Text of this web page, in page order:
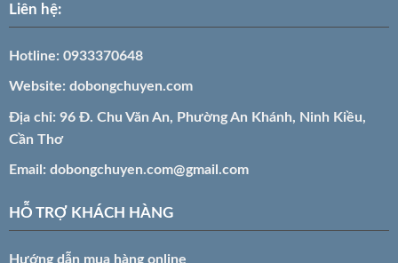
Liên hệ:
Hotline: 0933370648
Website: dobongchuyen.com
Địa chỉ: 96 Đ. Chu Văn An, Phường An Khánh, Ninh Kiều,
Cần Thơ
Email: dobongchuyen.com@gmail.com
HỖ TRỢ KHÁCH HÀNG
Hướng dẫn mua hàng online